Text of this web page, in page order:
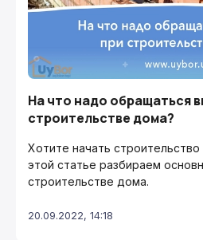
На что надо обращаться
строительстве дома?
Хотите начать
этой статье разбираем
строительстве дома.
20.09.2022, 14:18